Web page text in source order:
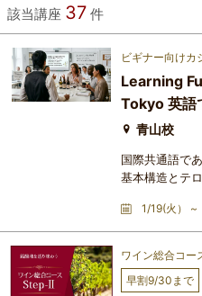
該当講座 37 件
ビギナー向けカ
Learning
Tokyo 英語
WINE101
青山校
国際共通語で
基本構造とテ
なく、海外の
なビジネスの
美意識を共有
とを目的とし
徴や醸造プロ
1/19(火） ~
ワイン総合コー
早割9/30まで